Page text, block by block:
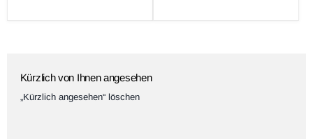
Kürzlich von Ihnen angesehen
„Kürzlich angesehen“ löschen